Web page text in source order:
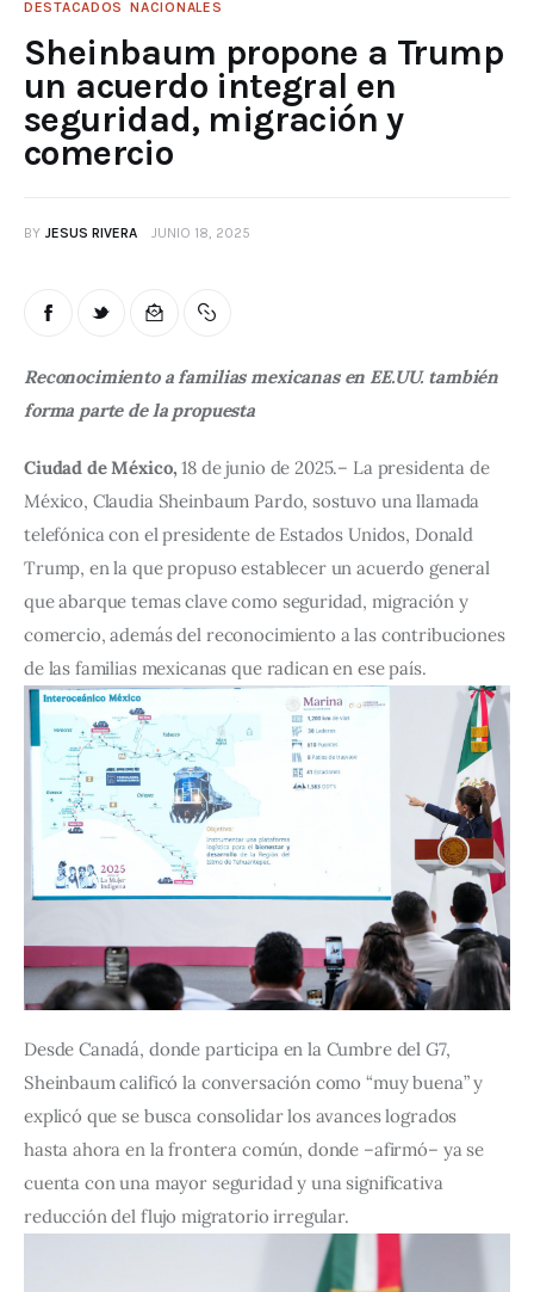
DESTACADOS NACIONALES
Sheinbaum propone a Trump
un acuerdo integral en
seguridad, migración y
comercio
BY JESUS RIVERA JUNIO 18, 2025
Reconocimiento a familias mexicanas en EE.UU. también
forma parte de la propuesta
Ciudad de México, 18 de junio de 2025.– La presidenta de
México, Claudia Sheinbaum Pardo, sostuvo una llamada
telefónica con el presidente de Estados Unidos, Donald
Trump, en la que propuso establecer un acuerdo general
que abarque temas clave como seguridad, migración y
comercio, además del reconocimiento a las contribuciones
de las familias mexicanas que radican en ese país.
Desde Canadá, donde participa en la Cumbre del G7,
Sheinbaum calificó la conversación como “muy buena” y
explicó que se busca consolidar los avances logrados
hasta ahora en la frontera común, donde –afirmó– ya se
cuenta con una mayor seguridad y una significativa
reducción del flujo migratorio irregular.